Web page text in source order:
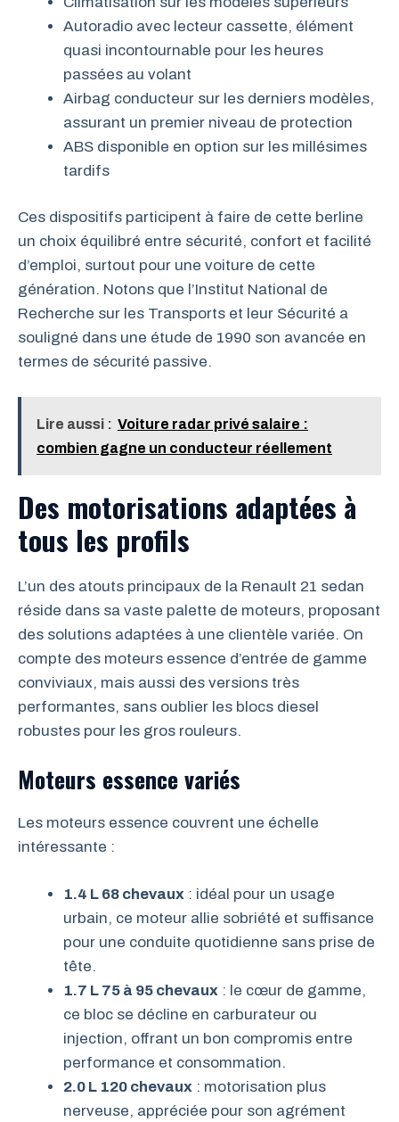
Autoradio avec lecteur cassette, élément
quasi incontournable pour les heures
passées au volant
Airbag conducteur sur les derniers modèles,
assurant un premier niveau de protection
ABS disponible en option sur les millésimes
tardifs
Ces dispositifs participent à faire de cette berline
un choix équilibré entre sécurité, confort et facilité
d’emploi, surtout pour une voiture de cette
génération. Notons que l’Institut National de
Recherche sur les Transports et leur Sécurité a
souligné dans une étude de 1990 son avancée en
termes de sécurité passive.
Lire aussi : Voiture radar privé salaire :
combien gagne un conducteur réellement
Des motorisations adaptées à
tous les profils
L’un des atouts principaux de la Renault 21 sedan
réside dans sa vaste palette de moteurs, proposant
des solutions adaptées à une clientèle variée. On
compte des moteurs essence d’entrée de gamme
conviviaux, mais aussi des versions très
performantes, sans oublier les blocs diesel
robustes pour les gros rouleurs.
Moteurs essence variés
Les moteurs essence couvrent une échelle
intéressante :
1.4 L 68 chevaux : idéal pour un usage
urbain, ce moteur allie sobriété et suffisance
pour une conduite quotidienne sans prise de
tête.
1.7 L 75 à 95 chevaux : le cœur de gamme,
ce bloc se décline en carburateur ou
injection, offrant un bon compromis entre
performance et consommation.
2.0 L 120 chevaux : motorisation plus
nerveuse, appréciée pour son agrément